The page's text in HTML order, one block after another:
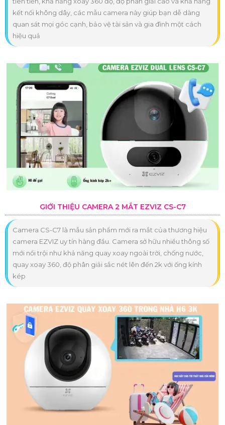
kết nối không dây, các mẫu camera này giúp bạn dễ dàng
quan sát mọi góc cạnh, bảo vệ tài sản và gia đình một cách
hiệu quả
GIỚI THIỆU CAMERA 2 MẮT EZVIZ CS-C7
Camera CS-C7 là mẫu sản phẩm mới ra mắt của thương hiệu
camera EZVIZ uy tín hàng đầu. Camera sở hữu nhiều thông số
mới nổi trội như khả năng quay xoay ngoài trời, chống nước,
quay xoay 360, độ phân giải sắc nét lên đến 2k với ống kính
kép